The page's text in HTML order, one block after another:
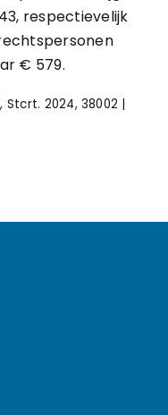
respectievelijk
€ 579.
Stcrt. 2024, 38002 |